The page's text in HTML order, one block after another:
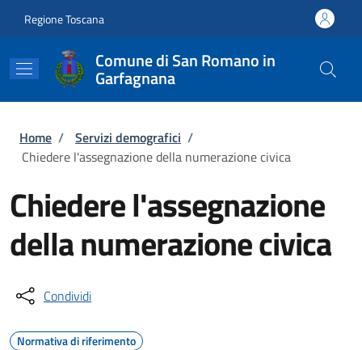
Regione Toscana
Comune di San Romano in
Garfagnana
Briciole di pane
Home / Servizi demografici /
Chiedere l'assegnazione della numerazione civica
Chiedere l'assegnazione
della numerazione civica
Condividi
Normativa di riferimento